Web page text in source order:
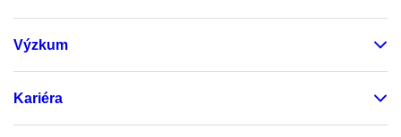
Výzkum
Kariéra